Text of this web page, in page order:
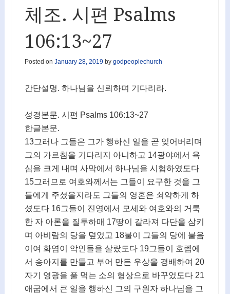
체조. 시편 Psalms
106:13~27
Posted on January 28, 2019 by godpeoplechurch
간단설명. 하나님을 신뢰하며 기다리라.
성경본문. 시편 Psalms 106:13~27
한글본문.
13그러나 그들은 그가 행하신 일을 곧 잊어버리며
그의 가르침을 기다리지 아니하고 14광야에서 욕
심을 크게 내며 사막에서 하나님을 시험하였도다
15그러므로 여호와께서는 그들이 요구한 것을 그
들에게 주셨을지라도 그들의 영혼은 쇠약하게 하
셨도다 16그들이 진영에서 모세와 여호와의 거룩
한 자 아론을 질투하매 17땅이 갈라져 다단을 삼키
며 아비람의 당을 덮었고 18불이 그들의 당에 붙음
이여 화염이 악인들을 살랐도다 19그들이 호렙에
서 송아지를 만들고 부어 만든 우상을 경배하여 20
자기 영광을 풀 먹는 소의 형상으로 바꾸었도다 21
애굽에서 큰 일을 행하신 그의 구원자 하나님을 그